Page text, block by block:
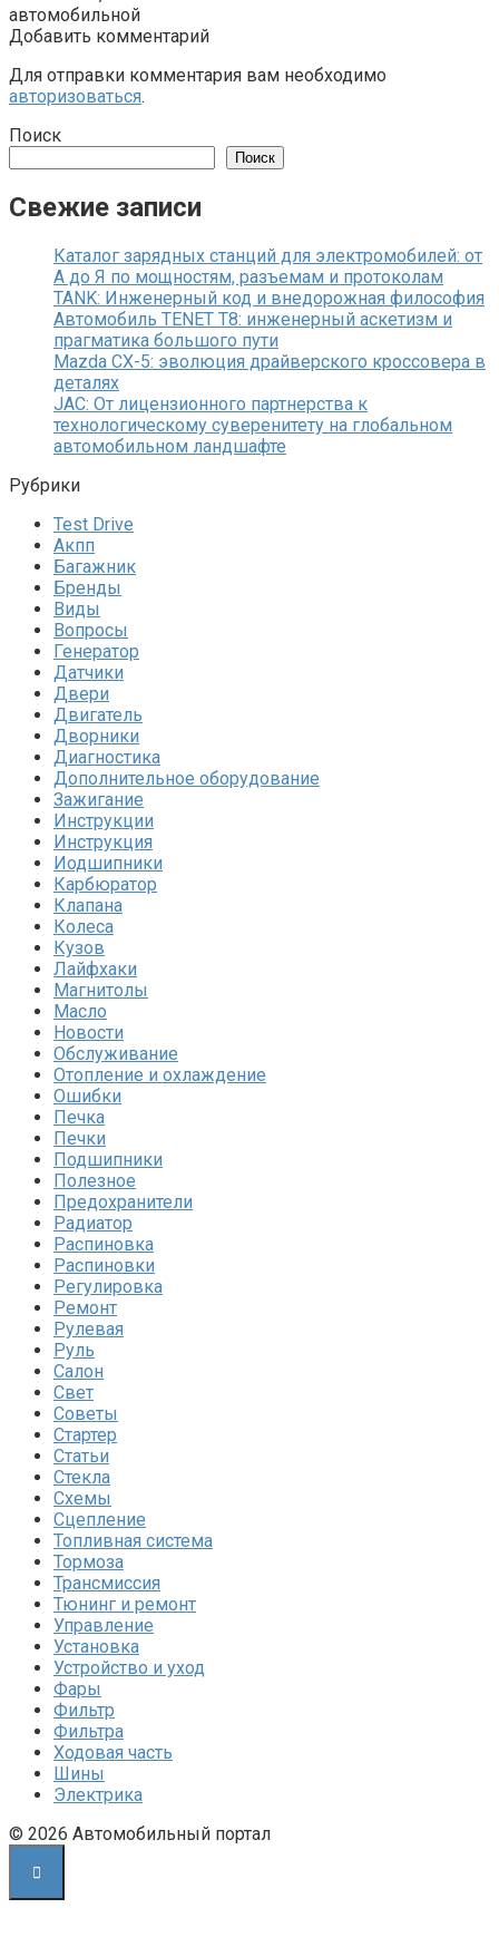
автомобильной
Добавить комментарий
Для отправки комментария вам необходимо
авторизоваться.
Поиск
Поиск
Свежие записи
Каталог зарядных станций для электромобилей: от
А до Я по мощностям, разъемам и протоколам
TANK: Инженерный код и внедорожная философия
Автомобиль TENET T8: инженерный аскетизм и
прагматика большого пути
Mazda CX-5: эволюция драйверского кроссовера в
деталях
JAC: От лицензионного партнерства к
технологическому суверенитету на глобальном
автомобильном ландшафте
Рубрики
Test Drive
Акпп
Багажник
Бренды
Виды
Вопросы
Генератор
Датчики
Двери
Двигатель
Дворники
Диагностика
Дополнительное оборудование
Зажигание
Инструкции
Инструкция
Иодшипники
Карбюратор
Клапана
Колеса
Кузов
Лайфхаки
Магнитолы
Масло
Новости
Обслуживание
Отопление и охлаждение
Ошибки
Печка
Печки
Подшипники
Полезное
Предохранители
Радиатор
Распиновка
Распиновки
Регулировка
Ремонт
Рулевая
Руль
Салон
Свет
Советы
Стартер
Статьи
Стекла
Схемы
Сцепление
Топливная система
Тормоза
Трансмиссия
Тюнинг и ремонт
Управление
Установка
Устройство и уход
Фары
Фильтр
Фильтра
Ходовая часть
Шины
Электрика
© 2026 Автомобильный портал